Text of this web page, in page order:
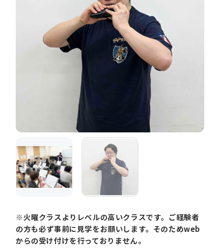
※火曜クラスよりレベルの高いクラスです。ご経験者
の方も必ず事前に見学をお願いします。そのためweb
からの受け付けを行っておりません。